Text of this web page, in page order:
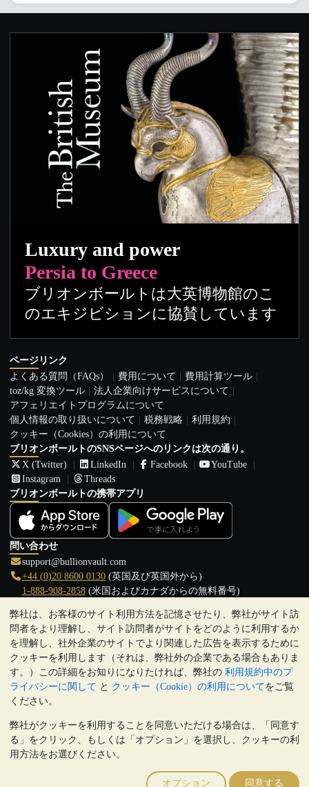
弊社は、お客様のサイト利用方法を記憶させたり、弊社がサイト訪
問者をより理解し、サイト訪問者がサイトをどのように利用するか
を理解し、社外企業のサイトでより関連した広告を表示するために
クッキーを利用します（それは、弊社外の企業である場合もありま
す。）この詳細をお知りになりたければ、弊社の 利用規約中のプ
ライバシーに関して と クッキー（Cookie）の利用についてをご覧
ください。
弊社がクッキーを利用することを同意いただける場合は、「同意す
る」をクリック、もしくは「オプション」を選択し、クッキーの利
用方法をお選びください。
オプション 同意する
Luxury and power
Persia to Greece
ブリオンボールトは大英博物館のこ
のエキジビションに協賛しています
ページリンク
よくある質問（FAQs）
費用について
費用計算ツール
toz/kg 変換ツール
法人企業向けサービスについて
アフェリエイトプログラムについて
個人情報の取り扱いについて
税務戦略
利用規約
クッキー（Cookies）の利用について
ブリオンボールトのSNSページへのリンクは次の通り。
X (Twitter)
LinkedIn Facebook
YouTube
Instagram
Threads
ブリオンボールトの携帯アプリ
問い合わせ
support@bullionvault.com
+44 (0)20 8600 0130(英国及び英国外から)
1-888-908-2858(米国およびカナダからの無料番号)
クリックして通話を開始
営業時間:
9:00～20:30 (英国), 月曜日から金曜日
17:00～2:30（日本時間）, 月曜日から金曜日
Galmarley Ltd T/A BullionVault
3 Shortlands (7th Floor)
London
W6 8DA
United Kingdom
貴金属の価値は下落することもあれば上昇することもありま
す。過去の傾向は、将来の価格の動きを保証するものではありませ